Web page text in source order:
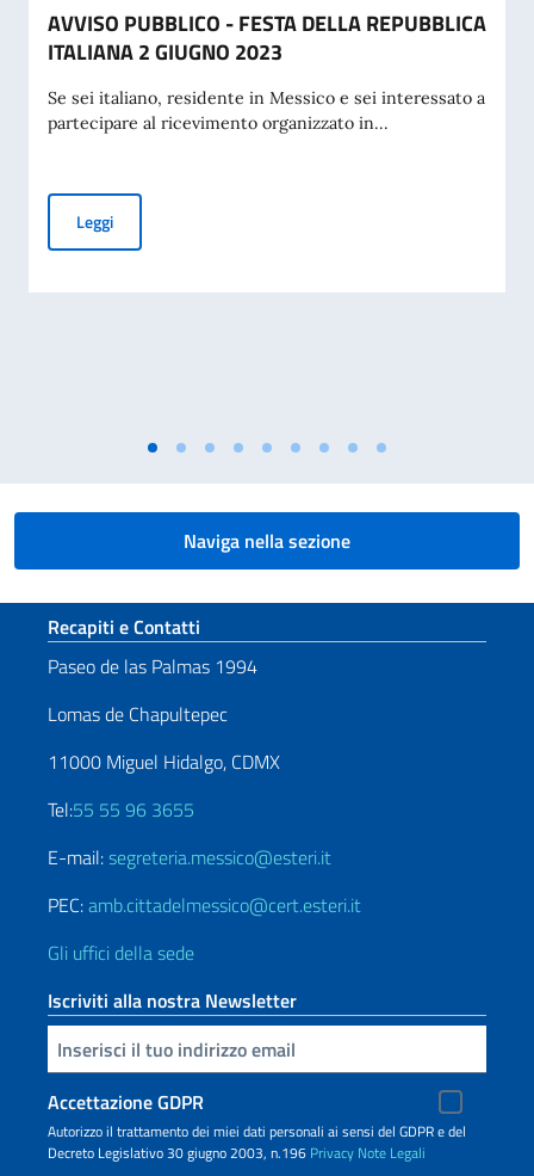
AVVISO PUBBLICO - FESTA DELLA REPUBBLICA
ITALIANA 2 GIUGNO 2023
Se sei italiano, residente in Messico e sei interessato a
partecipare al ricevimento organizzato in...
LeggiAVVISO PUBBLICO - FESTA DELLA REPUBBLICA ITALIANA
Naviga nella sezione
Sezione footer
Recapiti e Contatti
Paseo de las Palmas 1994
Lomas de Chapultepec
11000 Miguel Hidalgo, CDMX
Tel:55 55 96 3655
E-mail:segreteria.messico@esteri.it
PEC:amb.cittadelmessico@cert.esteri.it
Gli uffici della sede
Iscriviti alla nostra Newsletter
Inserisci la tua email
Accettazione GDPR
Autorizzo il trattamento dei miei dati personali ai sensi del GDPR e del
Decreto Legislativo 30 giugno 2003, n.196 Privacy Note Legali